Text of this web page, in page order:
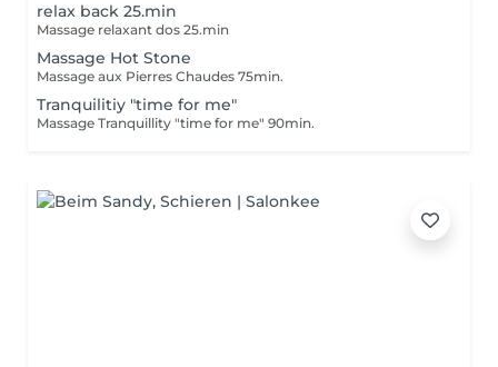
relax back 25.min
Massage relaxant dos 25.min
Massage Hot Stone
Massage aux Pierres Chaudes 75min.
Tranquilitiy "time for me"
Massage Tranquillity "time for me" 90min.